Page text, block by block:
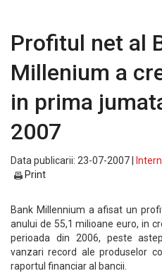
Profitul net al
Millenium a
in prima
2007
Data publicarii: 23-07-2007 |
Print
Bank Millennium a afisat un
anului de 55,1 milioane euro, in
perioada din 2006, peste
vanzari record ale produselor
raportul financiar al bancii.